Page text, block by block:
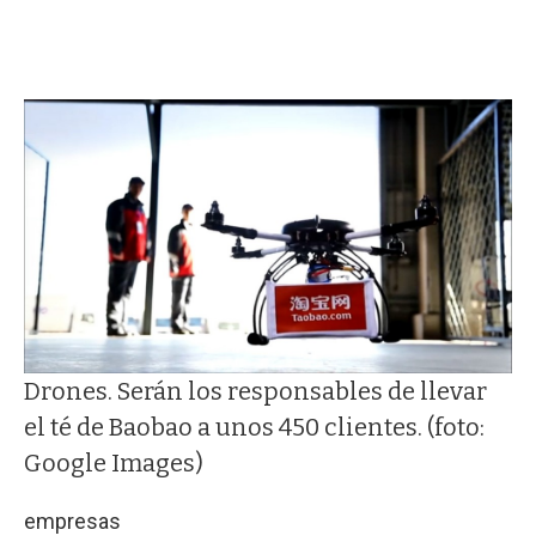
Drones. Serán los responsables de llevar
el té de Baobao a unos 450 clientes. (foto:
Google Images)
empresas